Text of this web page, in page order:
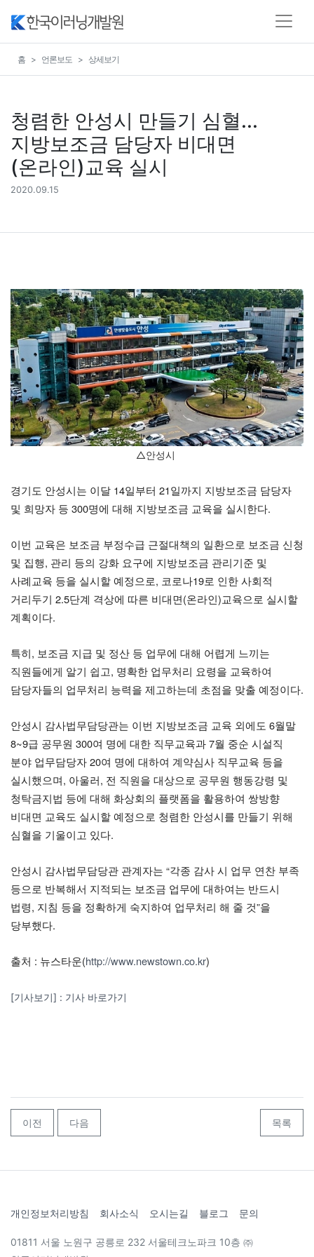
홈 언론보도 상세보기
청렴한 안성시 만들기 심혈...
지방보조금 담당자 비대면
(온라인)교육 실시
2020.09.15
△안성시
경기도 안성시는 이달 14일부터 21일까지 지방보조금 담당자
및 희망자 등 300명에 대해 지방보조금 교육을 실시한다.
이번 교육은 보조금 부정수급 근절대책의 일환으로 보조금 신청
및 집행, 관리 등의 강화 요구에 지방보조금 관리기준 및
사례교육 등을 실시할 예정으로, 코로나19로 인한 사회적
거리두기 2.5단계 격상에 따른 비대면(온라인)교육으로 실시할
계획이다.
특히, 보조금 지급 및 정산 등 업무에 대해 어렵게 느끼는
직원들에게 알기 쉽고, 명확한 업무처리 요령을 교육하여
담당자들의 업무처리 능력을 제고하는데 초점을 맞출 예정이다.
안성시 감사법무담당관는 이번 지방보조금 교육 외에도 6월말
8~9급 공무원 300여 명에 대한 직무교육과 7월 중순 시설직
분야 업무담당자 20여 명에 대하여 계약심사 직무교육 등을
실시했으며, 아울러, 전 직원을 대상으로 공무원 행동강령 및
청탁금지법 등에 대해 화상회의 플랫폼을 활용하여 쌍방향
비대면 교육도 실시할 예정으로 청렴한 안성시를 만들기 위해
심혈을 기울이고 있다.
안성시 감사법무담당관 관계자는 “각종 감사 시 업무 연찬 부족
등으로 반복해서 지적되는 보조금 업무에 대하여는 반드시
법령, 지침 등을 정확하게 숙지하여 업무처리 해 줄 것”을
당부했다.
출처 : 뉴스타운(http://www.newstown.co.kr)
[기사보기] : 기사 바로가기
이전 다음 목록
개인정보처리방침 회사소식 오시는길 블로그 문의
01811 서울 노원구 공릉로 232 서울테크노파크 10층 ㈜